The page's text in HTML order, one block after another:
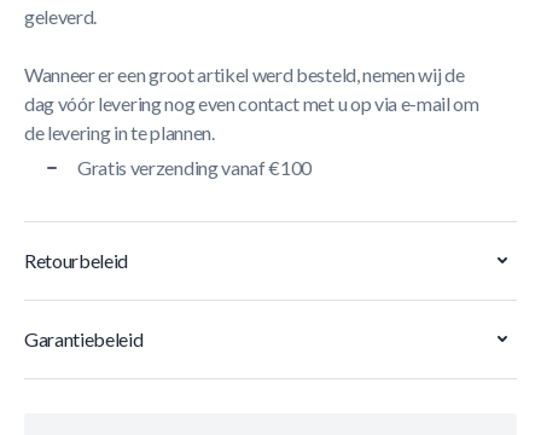
geleverd.
Wanneer er een groot artikel werd besteld, nemen wij de
dag vóór levering nog even contact met u op via e-mail om
de levering in te plannen.
Gratis verzending vanaf €100
Retourbeleid
Garantiebeleid